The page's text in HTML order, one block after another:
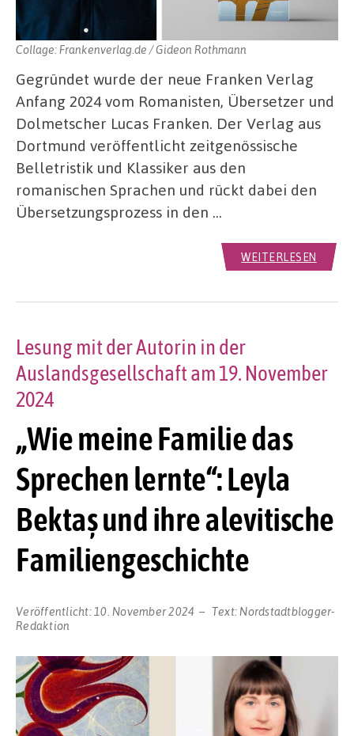
Collage: Frankenverlag.de / Gideon Rothmann
Gegründet wurde der neue Franken Verlag
Anfang 2024 vom Romanisten, Übersetzer und
Dolmetscher Lucas Franken. Der Verlag aus
Dortmund veröffentlicht zeitgenössische
Belletristik und Klassiker aus den
romanischen Sprachen und rückt dabei den
Übersetzungsprozess in den …
WEITERLESEN
„Wie meine Familie das
Sprechen lernte“: Leyla
Bektaș und ihre alevitische
Familiengeschichte
Lesung mit der Autorin in der
Auslandsgesellschaft am 19. November
2024
Veröffentlicht: 10. November 2024 Text: Nordstadtblogger-
Redaktion